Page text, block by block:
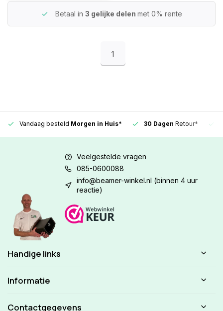
Betaal in 3 gelijke delen met 0% rente
1
Vandaag besteld Morgen in Huis* 30 Dagen Retour*
Veelgestelde vragen
085-0600088
info@beamer-winkel.nl (binnen 4 uur
reactie)
Handige links
Informatie
Contactgegevens